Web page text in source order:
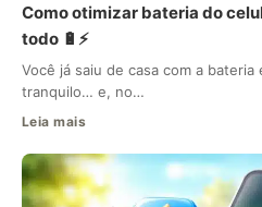
Como otimizar bateria do
todo 🔋⚡
Você já saiu de casa com a
tranquilo… e, no…
Leia mais